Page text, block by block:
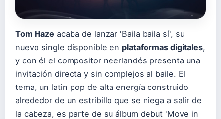
Tom Haze acaba de lanzar 'Baila baila sí', su
nuevo single disponible en plataformas digitales,
y con él el compositor neerlandés presenta una
invitación directa y sin complejos al baile. El
tema, un latin pop de alta energía construido
alrededor de un estribillo que se niega a salir de
la cabeza, es parte de su álbum debut 'Move in